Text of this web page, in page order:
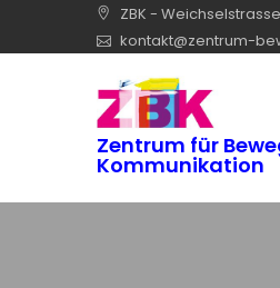
ZBK -
kontakt@zentrum-
Zentrum für
Kommunikation